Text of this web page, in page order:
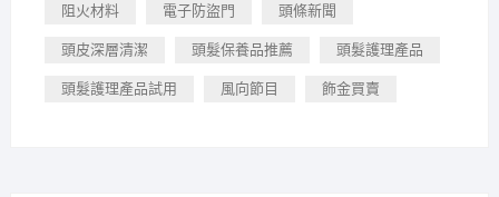
阻火材料 電子防盜門 頭條新聞
頭皮深層清潔 頭髮保養品推薦 頭髮護理產品
頭髮護理產品試用 風向節目 飾金買賣